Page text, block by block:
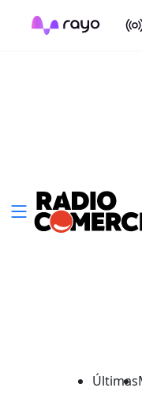
On
Últimas